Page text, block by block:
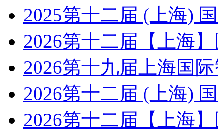
2025第十二届 (上海)
2026第十二届【上海
2026第十九届上海国
2026第十二届 (上海)
2026第十二届【上海